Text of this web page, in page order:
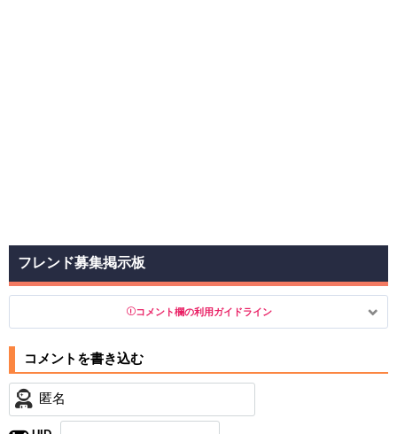
フレンド募集掲示板
コメント欄の利用ガイドライン
以下の書き込みを禁止とし、場合によってはコメント削除や書き込
み制限を行う可能性がございます。 あらかじめご了承ください。
・公序良俗に反する投稿